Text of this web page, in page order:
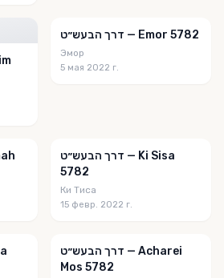
דרך הבעש״ט — Emor 5782
Эмор
5 мая 2022 г.
דרך הבעש״ט — Ki Sisa
5782
Ки Тиса
15 февр. 2022 г.
דרך הבעש״ט — Acharei
Mos 5782